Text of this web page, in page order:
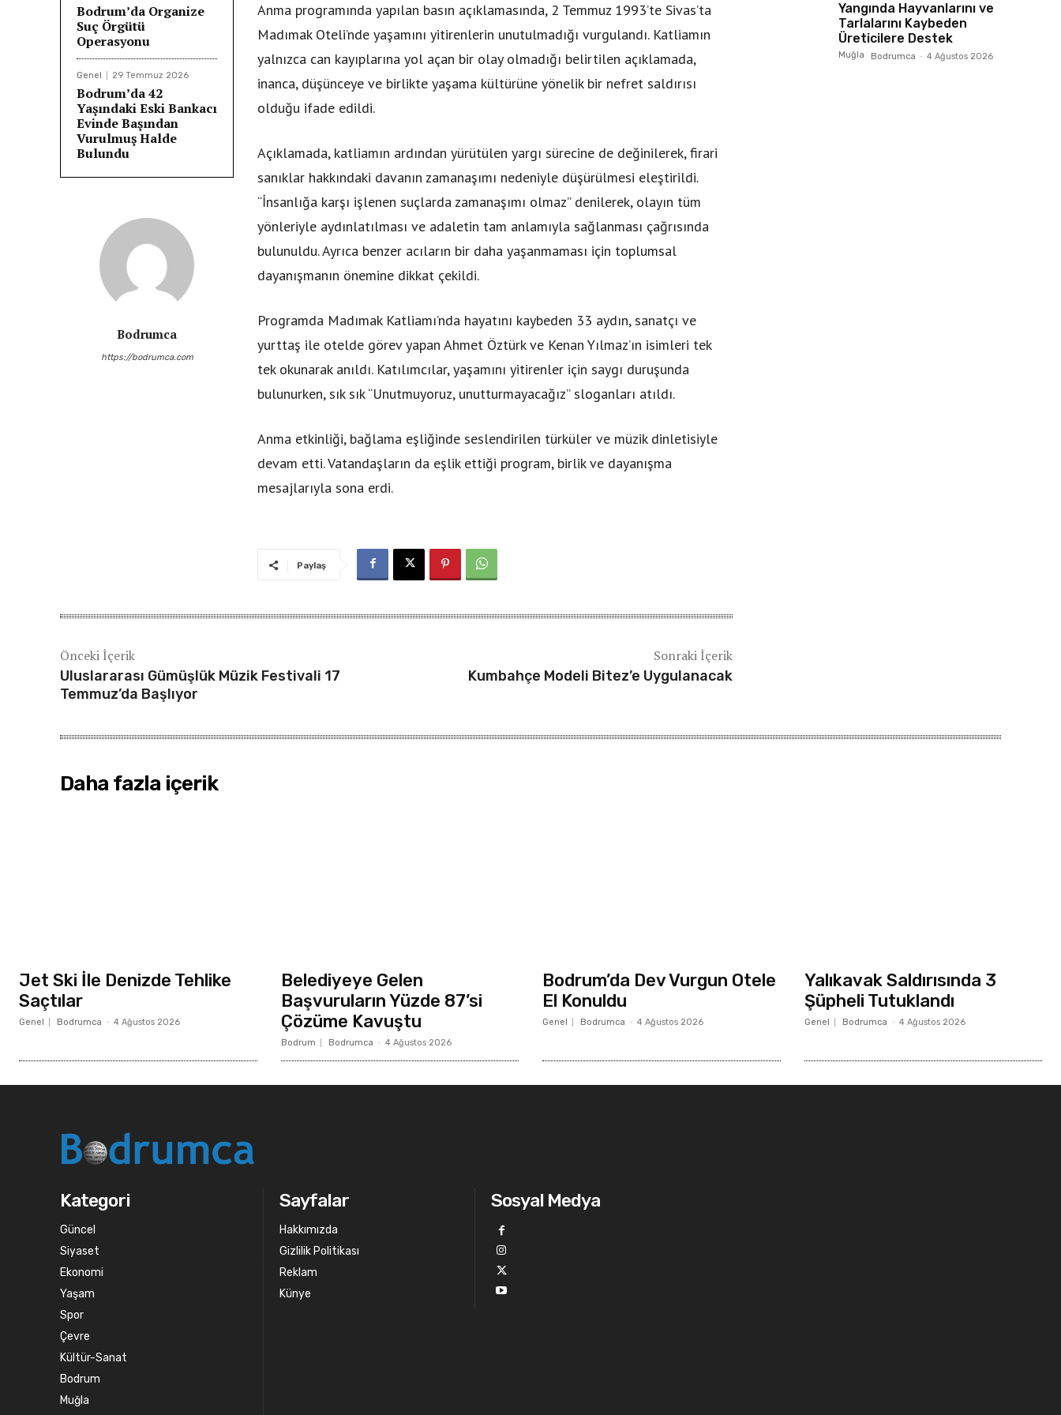
Bodrum’da Organize
Suç Örgütü
Operasyonu
Genel 29 Temmuz 2026
Bodrum’da 42
Yaşındaki Eski Bankacı
Evinde Başından
Vurulmuş Halde
Bulundu
Bodrumca
https://bodrumca.com
Anma programında yapılan basın açıklamasında, 2 Temmuz 1993’te Sivas’ta
Madımak Oteli’nde yaşamını yitirenlerin unutulmadığı vurgulandı. Katliamın
yalnızca can kayıplarına yol açan bir olay olmadığı belirtilen açıklamada,
inanca, düşünceye ve birlikte yaşama kültürüne yönelik bir nefret saldırısı
olduğu ifade edildi.
Açıklamada, katliamın ardından yürütülen yargı sürecine de değinilerek, firari
sanıklar hakkındaki davanın zamanaşımı nedeniyle düşürülmesi eleştirildi.
“İnsanlığa karşı işlenen suçlarda zamanaşımı olmaz” denilerek, olayın tüm
yönleriyle aydınlatılması ve adaletin tam anlamıyla sağlanması çağrısında
bulunuldu. Ayrıca benzer acıların bir daha yaşanmaması için toplumsal
dayanışmanın önemine dikkat çekildi.
Programda Madımak Katliamı’nda hayatını kaybeden 33 aydın, sanatçı ve
yurttaş ile otelde görev yapan Ahmet Öztürk ve Kenan Yılmaz’ın isimleri tek
tek okunarak anıldı. Katılımcılar, yaşamını yitirenler için saygı duruşunda
bulunurken, sık sık “Unutmuyoruz, unutturmayacağız” sloganları atıldı.
Anma etkinliği, bağlama eşliğinde seslendirilen türküler ve müzik dinletisiyle
devam etti. Vatandaşların da eşlik ettiği program, birlik ve dayanışma
mesajlarıyla sona erdi.
Paylaş
Önceki İçerik
Uluslararası Gümüşlük Müzik Festivali 17
Temmuz’da Başlıyor
Sonraki İçerik
Kumbahçe Modeli Bitez’e Uygulanacak
Yangında Hayvanlarını ve
Tarlalarını Kaybeden
Üreticilere Destek
Muğla Bodrumca - 4 Ağustos 2026
Daha fazla içerik
Jet Ski İle Denizde Tehlike
Saçtılar
Genel Bodrumca - 4 Ağustos 2026
Belediyeye Gelen
Başvuruların Yüzde 87’si
Çözüme Kavuştu
Bodrum Bodrumca - 4 Ağustos 2026
Bodrum’da Dev Vurgun Otele
El Konuldu
Genel Bodrumca - 4 Ağustos 2026
Yalıkavak Saldırısında 3
Şüpheli Tutuklandı
Genel Bodrumca - 4 Ağustos 2026
Kategori
Güncel
Siyaset
Ekonomi
Yaşam
Spor
Çevre
Kültür-Sanat
Bodrum
Muğla
Sayfalar
Hakkımızda
Gizlilik Politikası
Reklam
Künye
Sosyal Medya